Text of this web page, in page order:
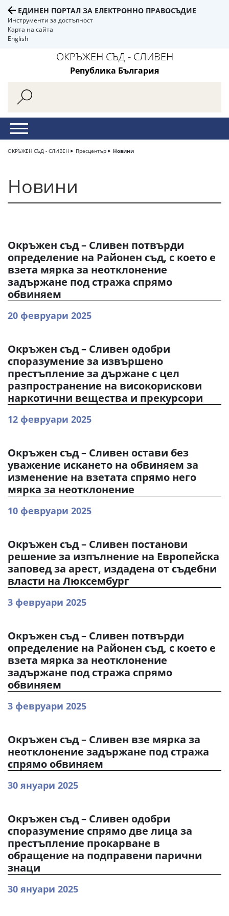
ЕДИНЕН ПОРТАЛ ЗА ЕЛЕКТРОННО ПРАВОСЪДИЕ
Инструменти за достъпност
Карта на сайта
English
ОКРЪЖЕН СЪД - СЛИВЕН
Република България
ОКРЪЖЕН СЪД - СЛИВЕН Пресцентър Новини
Новини
Окръжен съд – Сливен потвърди
определение на Районен съд, с което е
взета мярка за неотклонение
задържане под стража спрямо
обвиняем
20 февруари 2025
Окръжен съд – Сливен одобри
споразумение за извършено
престъпление за държане с цел
разпространение на високорискови
наркотични вещества и прекурсори
12 февруари 2025
Окръжен съд – Сливен остави без
уважение искането на обвиняем за
изменение на взетата спрямо него
мярка за неотклонение
10 февруари 2025
Окръжен съд – Сливен постанови
решение за изпълнение на Европейска
заповед за арест, издадена от съдебни
власти на Люксембург
3 февруари 2025
Окръжен съд – Сливен потвърди
определение на Районен съд, с което е
взета мярка за неотклонение
задържане под стража спрямо
обвиняем
3 февруари 2025
Окръжен съд – Сливен взе мярка за
неотклонение задържане под стража
спрямо обвиняем
30 януари 2025
Окръжен съд – Сливен одобри
споразумение спрямо две лица за
престъпление прокарване в
обращение на подправени парични
знаци
30 януари 2025